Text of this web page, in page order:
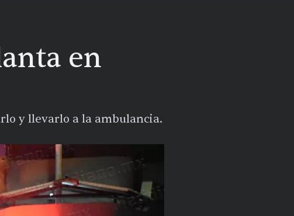
en
y llevarlo a la ambulancia.